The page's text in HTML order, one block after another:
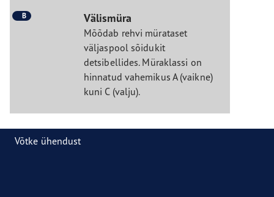
B Välismüra
Mõõdab rehvi mürataset
väljaspool sõidukit
detsibellides. Müraklassi on
hinnatud vahemikus A (vaikne)
kuni C (valju).
Võtke ühendust